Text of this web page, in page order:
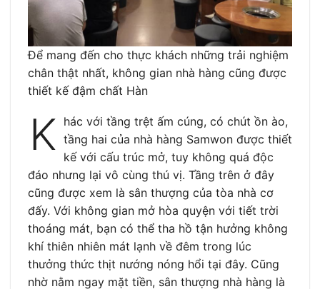
Để mang đến cho thực khách những trải nghiệm
chân thật nhất, không gian nhà hàng cũng được
thiết kế đậm chất Hàn
K hác với tầng trệt ấm cúng, có chút ồn ào,
tầng hai của nhà hàng Samwon được thiết
kế với cấu trúc mở, tuy không quá độc
đáo nhưng lại vô cùng thú vị. Tầng trên ở đây
cũng được xem là sân thượng của tòa nhà cơ
đấy. Với không gian mở hòa quyện với tiết trời
thoáng mát, bạn có thể tha hồ tận hưởng không
khí thiên nhiên mát lạnh về đêm trong lúc
thưởng thức thịt nướng nóng hổi tại đây. Cũng
nhờ nằm ngay mặt tiền, sân thượng nhà hàng là